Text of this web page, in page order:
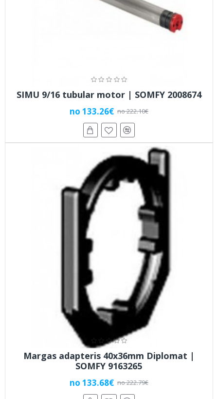
SIMU 9/16 tubular motor | SOMFY 2008674
no 133.26€ no 222.10€
Margas adapteris 40x36mm Diplomat |
SOMFY 9163265
no 133.68€ no 222.79€